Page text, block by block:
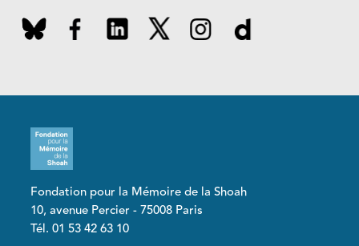
Fondation pour la Mémoire de la Shoah
10, avenue Percier - 75008 Paris
Tél. 01 53 42 63 10